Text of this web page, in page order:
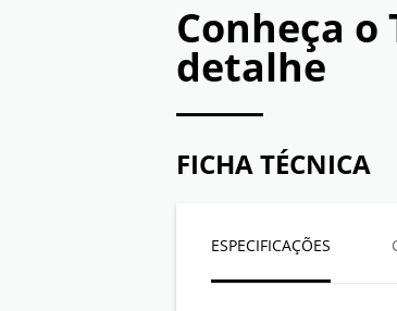
Conheça o
detalhe
FICHA TÉCNICA
ESPECIFICAÇÕES